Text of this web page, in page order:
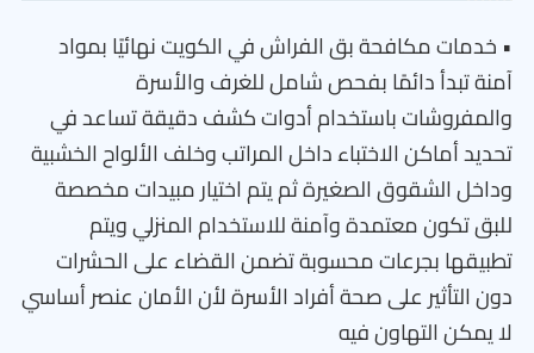
• خدمات مكافحة بق الفراش في الكويت نهائيًا بمواد
آمنة تبدأ دائمًا بفحص شامل للغرف والأسرة
والمفروشات باستخدام أدوات كشف دقيقة تساعد في
تحديد أماكن الاختباء داخل المراتب وخلف الألواح الخشبية
وداخل الشقوق الصغيرة ثم يتم اختيار مبيدات مخصصة
للبق تكون معتمدة وآمنة للاستخدام المنزلي ويتم
تطبيقها بجرعات محسوبة تضمن القضاء على الحشرات
دون التأثير على صحة أفراد الأسرة لأن الأمان عنصر أساسي
لا يمكن التهاون فيه